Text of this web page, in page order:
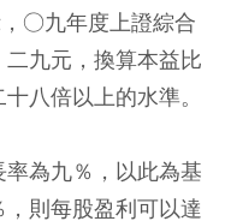
○九年度上證綜合
九元，換算本益比
八倍以上的水準。
為九％，以此為基
則每股盈利可以達